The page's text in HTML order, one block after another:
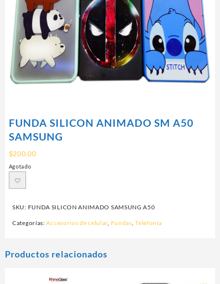
FUNDA SILICON ANIMADO SM A50
SAMSUNG
$200.00
Agotado
SKU: FUNDA SILICON ANIMADO SAMSUNG A50
Categorías:Accesorios de celular, Fundas,Telefonía
Productos relacionados